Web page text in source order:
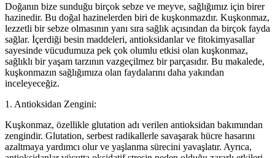
Doğanın bize sunduğu birçok sebze ve meyve, sağlığımız için birer
hazinedir. Bu doğal hazinelerden biri de kuşkonmazdır. Kuşkonmaz,
lezzetli bir sebze olmasının yanı sıra sağlık açısından da birçok fayda
sağlar. İçerdiği besin maddeleri, antioksidanlar ve fitokimyasallar
sayesinde vücudumuza pek çok olumlu etkisi olan kuşkonmaz,
sağlıklı bir yaşam tarzının vazgeçilmez bir parçasıdır. Bu makalede,
kuşkonmazın sağlığımıza olan faydalarını daha yakından
inceleyeceğiz.
1. Antioksidan Zengini:
Kuşkonmaz, özellikle glutation adı verilen antioksidan bakımından
zengindir. Glutation, serbest radikallerle savaşarak hücre hasarını
azaltmaya yardımcı olur ve yaşlanma sürecini yavaşlatır. Ayrıca,